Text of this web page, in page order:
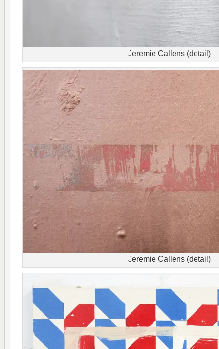
Jeremie Callens (detail)
Jeremie Callens (detail)